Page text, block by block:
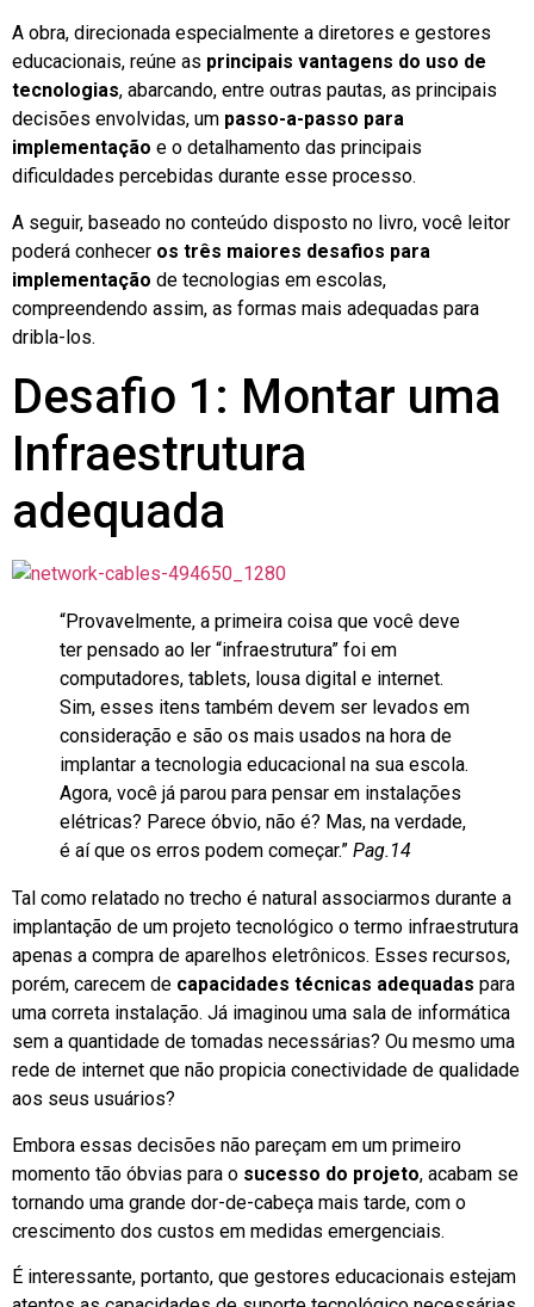
A obra, direcionada especialmente a diretores e gestores
educacionais, reúne as principais vantagens do uso de
tecnologias, abarcando, entre outras pautas, as principais
decisões envolvidas, um passo-a-passo para
implementação e o detalhamento das principais
dificuldades percebidas durante esse processo.
A seguir, baseado no conteúdo disposto no livro, você leitor
poderá conhecer os três maiores desafios para
implementação de tecnologias em escolas,
compreendendo assim, as formas mais adequadas para
dribla-los.
Desafio 1: Montar uma
Infraestrutura
adequada
“Provavelmente, a primeira coisa que você deve
ter pensado ao ler “infraestrutura” foi em
computadores, tablets, lousa digital e internet.
Sim, esses itens também devem ser levados em
consideração e são os mais usados na hora de
implantar a tecnologia educacional na sua escola.
Agora, você já parou para pensar em instalações
elétricas? Parece óbvio, não é? Mas, na verdade,
é aí que os erros podem começar.” Pag.14
Tal como relatado no trecho é natural associarmos durante a
implantação de um projeto tecnológico o termo infraestrutura
apenas a compra de aparelhos eletrônicos. Esses recursos,
porém, carecem de capacidades técnicas adequadas para
uma correta instalação. Já imaginou uma sala de informática
sem a quantidade de tomadas necessárias? Ou mesmo uma
rede de internet que não propicia conectividade de qualidade
aos seus usuários?
Embora essas decisões não pareçam em um primeiro
momento tão óbvias para o sucesso do projeto, acabam se
tornando uma grande dor-de-cabeça mais tarde, com o
crescimento dos custos em medidas emergenciais.
É interessante, portanto, que gestores educacionais estejam